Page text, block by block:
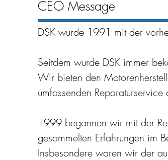
CEO Message
DSK wurde 1991 mit der
Seitdem wurde DSK immer
Wir bieten den
umfassenden
1999 begannen wir mit der
gesammelten Erfahrungen im
Insbesondere waren wir der